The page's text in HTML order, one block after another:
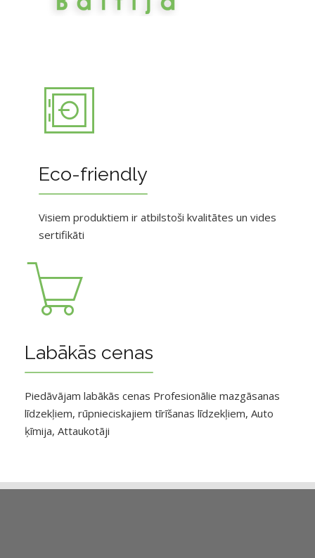
Eco-friendly
Visiem produktiem ir atbilstoši kvalitātes un vides
sertifikāti
Labākās cenas
Piedāvājam labākās cenas Profesionālie mazgāsanas
līdzekļiem, rūpnieciskajiem tīrīšanas līdzekļiem, Auto
ķīmija, Attaukotāji